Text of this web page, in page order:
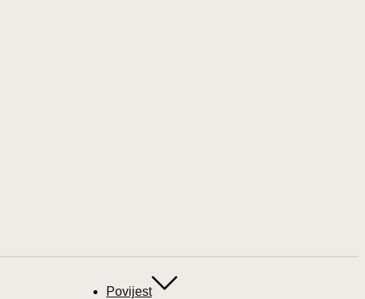
Povijest